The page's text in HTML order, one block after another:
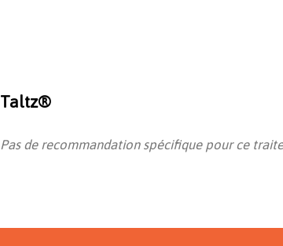
Taltz®
Pas de recommandation spécifique pour ce